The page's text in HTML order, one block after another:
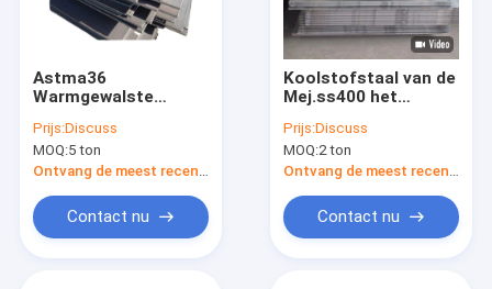
Astma36
Warmgewalste
Prijs:Discuss
MOQ:5 ton
Contact nu
Koolstofstaal van de
Mej.ss400 het
Koolstofstaal Plaat
Q235b A36
Prijs:Discuss
MOQ:2 ton
Contact nu